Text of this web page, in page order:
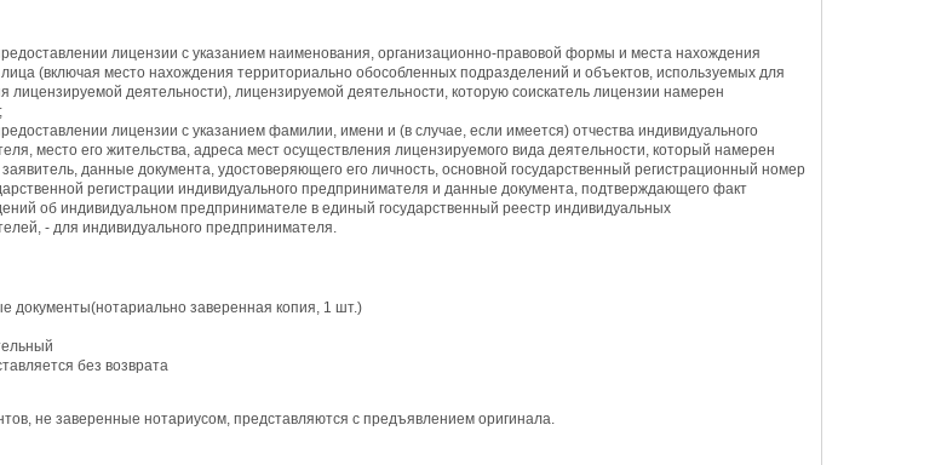
лицензии с указанием наименования, организационно-правовой формы и места нахождения
(включая место нахождения территориально обособленных подразделений и объектов, используемых для
лицензируемой деятельности), лицензируемой деятельности, которую соискатель лицензии намерен
лицензии с указанием фамилии, имени и (в случае, если имеется) отчества индивидуального
место его жительства, адреса мест осуществления лицензируемого вида деятельности, который намерен
данные документа, удостоверяющего его личность, основной государственный регистрационный номер
регистрации индивидуального предпринимателя и данные документа, подтверждающего факт
об индивидуальном предпринимателе в единый государственный реестр индивидуальных
- для индивидуального предпринимателя.
документы(нотариально заверенная копия, 1 шт.)
без возврата
не заверенные нотариусом, представляются с предъявлением оригинала.